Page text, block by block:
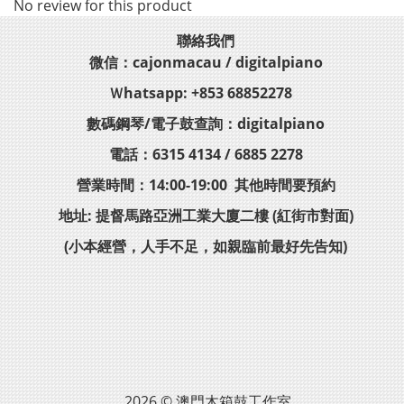
No review for this product
聯絡我們
微信：cajonmacau / digitalpiano
Ｗhatsapp: +853 68852278
數碼鋼琴/電子鼓查詢：digitalpiano
電話：6315 4134 / 6885 2278
營業時間：14:00-19:00 其他時間要預約
地址: 提督馬路亞洲工業大廈二樓 (紅街市對面)
(小本經營，人手不足，如親臨前最好先告知)